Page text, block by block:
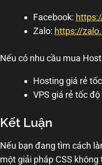
Facebook:
Zalo: https://
Nếu có nhu cầu mua
Hosting giá rẻ
VPS giá rẻ tốc độ
Kết Luận
Nếu bạn đang tìm cách
một giải pháp CSS